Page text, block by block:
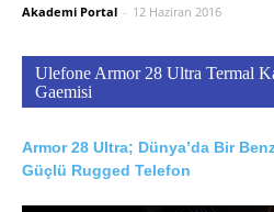
Akademi Portal - 12 Haziran 2016
Ulefone Armor 28 Ultra Termal
Gaemisi
Armor 28 Ultra; Dünya’da Bir
Güçlü Rugged Telefon